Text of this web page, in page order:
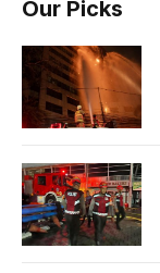
Our Picks